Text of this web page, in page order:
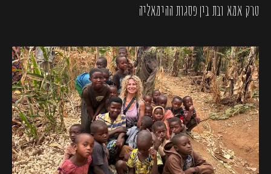
טרק אמא ובת בין פסגות ההימאליה